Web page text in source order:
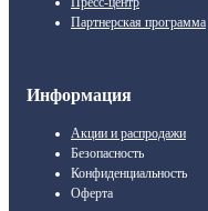
Партнерская программа
Информация
Акции и распродажи
Безопасность
Конфиденциальность
Оферта